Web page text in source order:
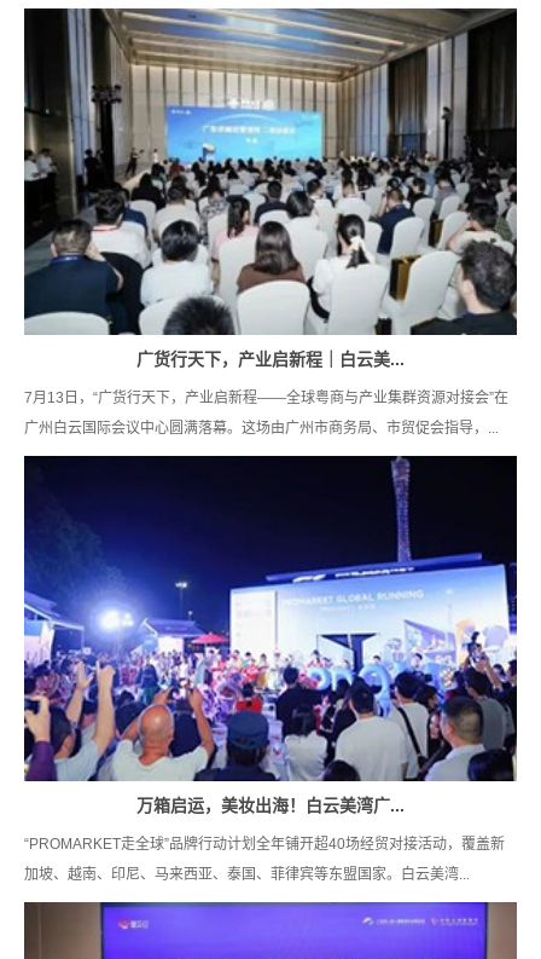
广货行天下，产业启新程｜白云美...
7月13日，“广货行天下，产业启新程——全球粤商与产业集群资源对接会”在
广州白云国际会议中心圆满落幕。这场由广州市商务局、市贸促会指导，...
万箱启运，美妆出海！白云美湾广...
“PROMARKET走全球”品牌行动计划全年铺开超40场经贸对接活动，覆盖新
加坡、越南、印尼、马来西亚、泰国、菲律宾等东盟国家。白云美湾...